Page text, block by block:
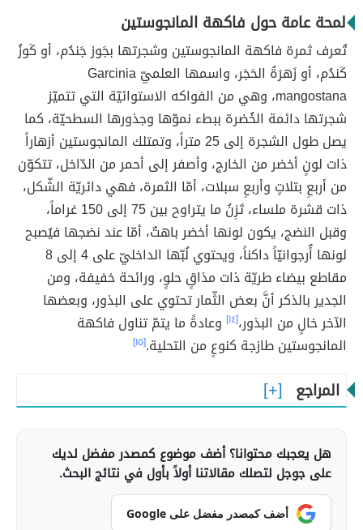
لمحة عامة حول فاكهة المانجوستين
تُعرف ثمرة فاكهة المانجوستين وشجرتها بجَوز جَندُم، أو كَوزُ
كَندُم، أو زَهرَةُ الحَجَر، واسمها العلميّ Garcinia
mangostana، وهي من الفواكه الاستوائيّة التي تتميّز
شجرتها دائمة الخُضرة ببطء نموّها وجذورها السطحيّة، كما
يصل طول الشجرة إلى 25 متراً، وتمتلك المانجوستين أزهاراً
ذات لونٍ أخضر من الخارج، وأصفر إلى أحمر من الدّاخل، تتكوّن
من أربعِ بتلاتٍ وأربعِ سبلات، أمّا الثمرة، فهي دائريّة الشّكل،
ذات قشرة ملساء، تَزِنُ ما يتراوح بين 75 إلى 150 غراماً،
وقبل النضج، يكون لونها أخضر باهتٌ، أمّا عند نضجها فيُصبح
لونها أٌرجوانيّاً داكناً، ويحتوي لُبّها الداخليّ على 4 إلى 8
مقاطع بيضاء طريّة ذات مذاقٍ حلوٍ، ورائحة خفيفة، ومن
الجدير بالذكر أنَّ بعض الثّمار تحتوي على البذور، وبعضها
الآخر خالٍ من البذور،[١٤]
وعادةً ما يتمّ تناول فاكهة
المانجوستين طازجة كنوعٍ من التحلية.[١٥]
المراجع
هل يعجبك محتوانا؟ أضف موضوع كمصدر مفضل لديك
على جوجل لتصلك مقالاتنا أولاً بأول في نتائج البحث.
أضف كمصدر مفضل على Google